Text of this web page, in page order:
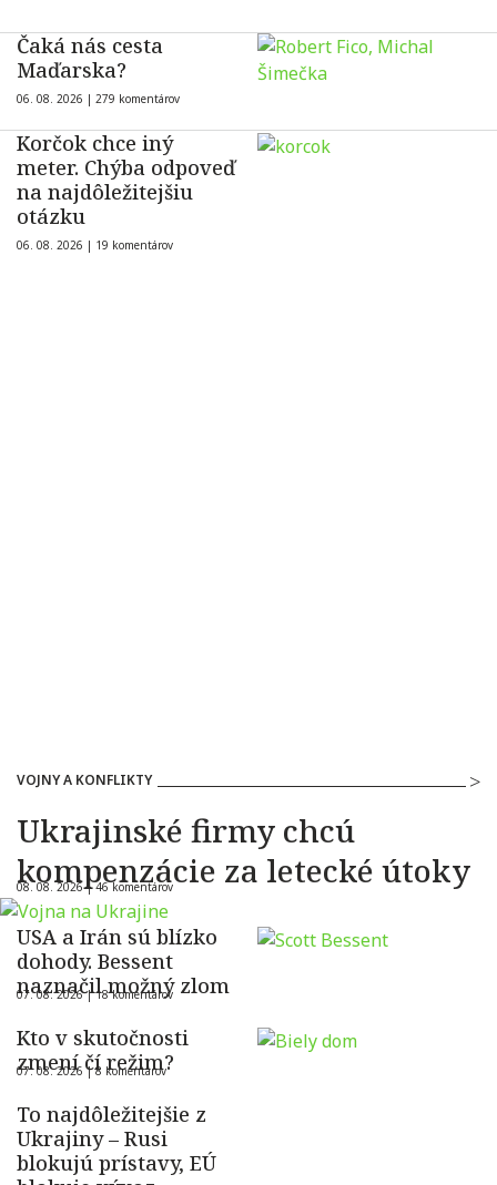
Čaká nás cesta
Maďarska?
06. 08. 2026 | 279 komentárov
Korčok chce iný
meter. Chýba odpoveď
na najdôležitejšiu
otázku
06. 08. 2026 | 19 komentárov
VOJNY A KONFLIKTY
Ukrajinské firmy chcú
kompenzácie za letecké útoky
08. 08. 2026 |46 komentárov
USA a Irán sú blízko
dohody. Bessent
naznačil možný zlom
07. 08. 2026 |18 komentárov
Kto v skutočnosti
zmení čí režim?
07. 08. 2026 |8 komentárov
To najdôležitejšie z
Ukrajiny – Rusi
blokujú prístavy, EÚ